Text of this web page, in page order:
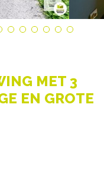
MET 3
EN GROTE